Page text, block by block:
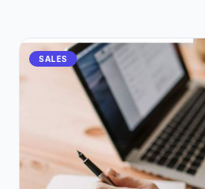
SALES